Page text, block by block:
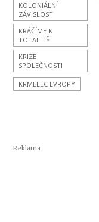
KOLONIÁLNÍ
ZÁVISLOST
KRÁČÍME K
TOTALITĚ
KRIZE
SPOLEČNOSTI
KRMELEC EVROPY
Reklama